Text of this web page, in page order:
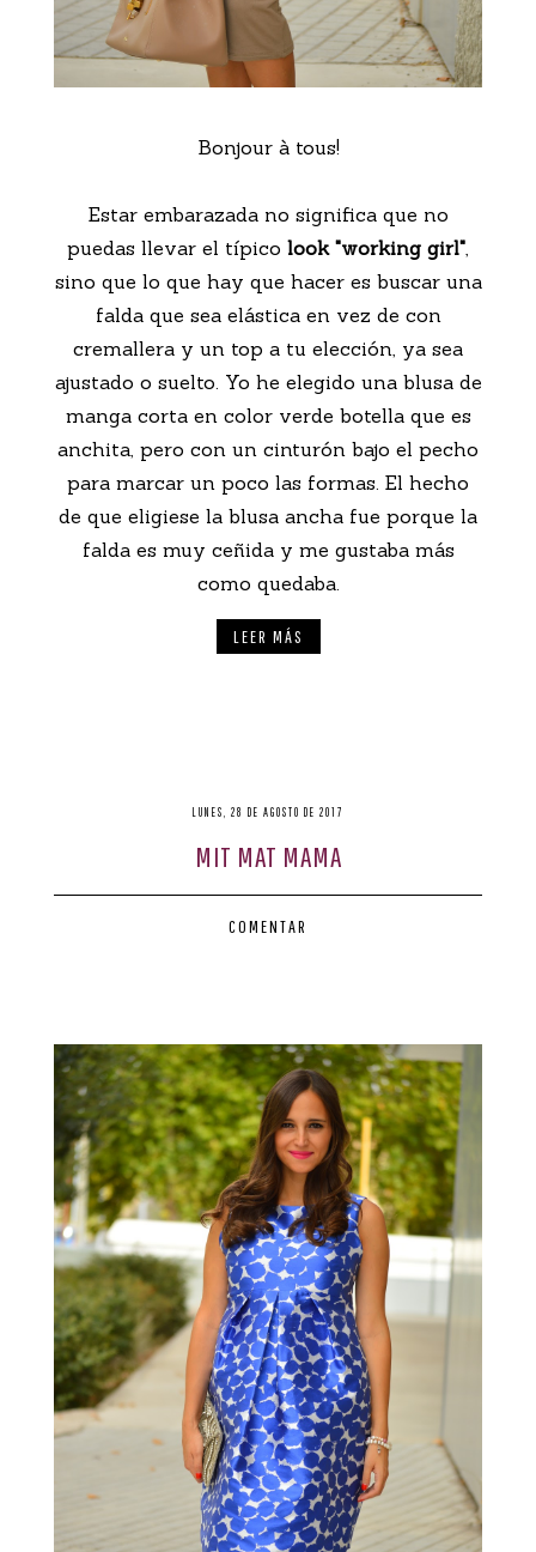
Bonjour à tous!
Estar embarazada no significa que no
puedas llevar el típico look "working girl",
sino que lo que hay que hacer es buscar una
falda que sea elástica en vez de con
cremallera y un top a tu elección, ya sea
ajustado o suelto. Yo he elegido una blusa de
manga corta en color verde botella que es
anchita, pero con un cinturón bajo el pecho
para marcar un poco las formas. El hecho
de que eligiese la blusa ancha fue porque la
falda es muy ceñida y me gustaba más
como quedaba.
LEER MÁS
LUNES, 28 DE AGOSTO DE 2017
MIT MAT MAMA
COMENTAR